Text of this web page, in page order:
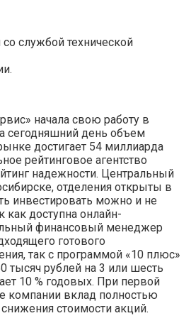
службой технической
начала свою работу в
сегодняшний день объем
достигает 54 миллиарда
рейтинговое агентство
надежности. Центральный
отделения открыты в
инвестировать можно и не
как доступна онлайн-
финансовый менеджер
готового
так с программой «10 плюс»
тысяч рублей на 3 или шесть
10 % годовых. При первой
компании вклад полностью
стоимости акций.